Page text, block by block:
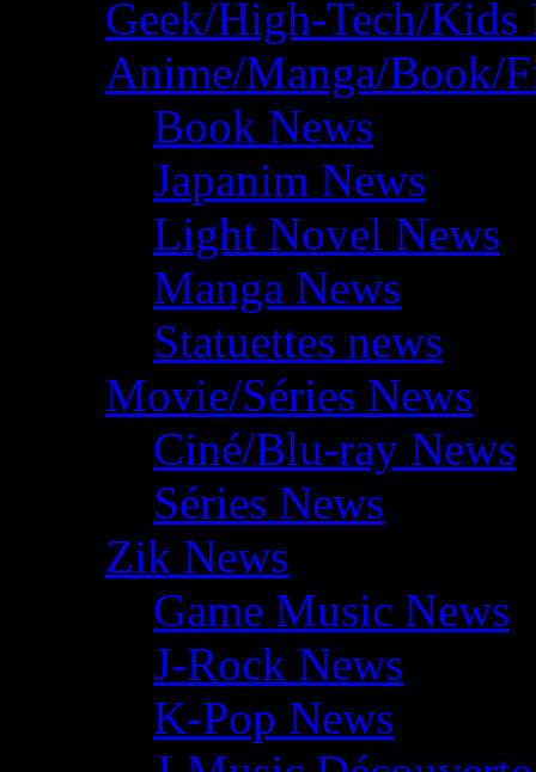
Geek/High-Tech/Kids
Anime/Manga/Book/
Book News
Japanim News
Light Novel News
Manga News
Statuettes news
Movie/Séries News
Ciné/Blu-ray News
Séries News
Zik News
Game Music News
J-Rock News
K-Pop News